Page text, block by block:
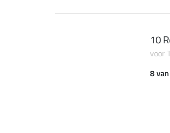
10
voor
8